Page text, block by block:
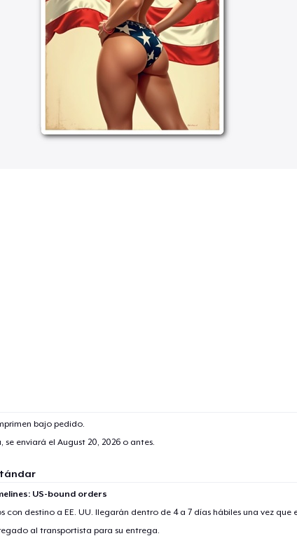
bajo pedido.
se enviará el August 20, 2026o antes.
US-bound orders
con destino a EE. UU. llegarán dentro de 4 a 7 días hábiles una vez que
al transportista para su entrega.